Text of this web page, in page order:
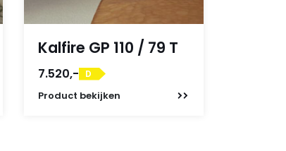
Kalfire GP 110 / 79 T
7.520,- D
Product bekijken